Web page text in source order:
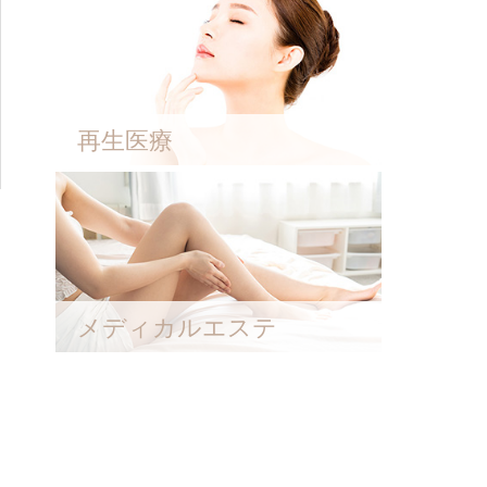
再生医療
メディカルエステ